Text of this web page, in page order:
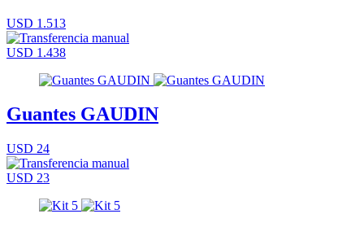
USD 1.513
USD 1.438
Guantes GAUDIN
USD 24
USD 23